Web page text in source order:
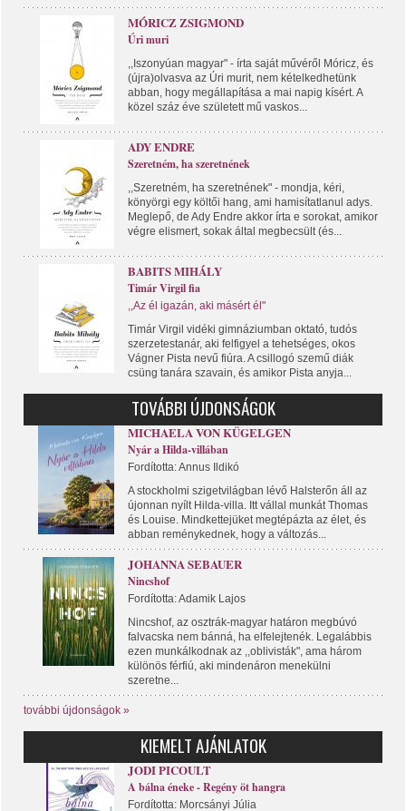
MÓRICZ ZSIGMOND
Úri muri
,,Iszonyúan magyar" - írta saját művéről Móricz, és
(újra)olvasva az Úri murit, nem kételkedhetünk
abban, hogy megállapítása a mai napig kísért. A
közel száz éve született mű vaskos...
ADY ENDRE
Szeretném, ha szeretnének
,,Szeretném, ha szeretnének" - mondja, kéri,
könyörgi egy költői hang, ami hamisítatlanul adys.
Meglepő, de Ady Endre akkor írta e sorokat, amikor
végre elismert, sokak által megbecsült (és...
BABITS MIHÁLY
Timár Virgil fia
,,Az él igazán, aki másért él"
Timár Virgil vidéki gimnáziumban oktató, tudós
szerzetestanár, aki felfigyel a tehetséges, okos
Vágner Pista nevű fiúra. A csillogó szemű diák
csüng tanára szavain, és amikor Pista anyja...
TOVÁBBI ÚJDONSÁGOK
MICHAELA VON KÜGELGEN
Nyár a Hilda-villában
Fordította: Annus Ildikó
A stockholmi szigetvilágban lévő Halsterőn áll az
újonnan nyílt Hilda-villa. Itt vállal munkát Thomas
és Louise. Mindkettejüket megtépázta az élet, és
abban reménykednek, hogy a változás...
JOHANNA SEBAUER
Nincshof
Fordította: Adamik Lajos
Nincshof, az osztrák-magyar határon megbúvó
falvacska nem bánná, ha elfelejtenék. Legalábbis
ezen munkálkodnak az ,,oblivisták", ama három
különös férfiú, aki mindenáron menekülni
szeretne...
további újdonságok »
KIEMELT AJÁNLATOK
JODI PICOULT
A bálna éneke - Regény öt hangra
Fordította: Morcsányi Júlia